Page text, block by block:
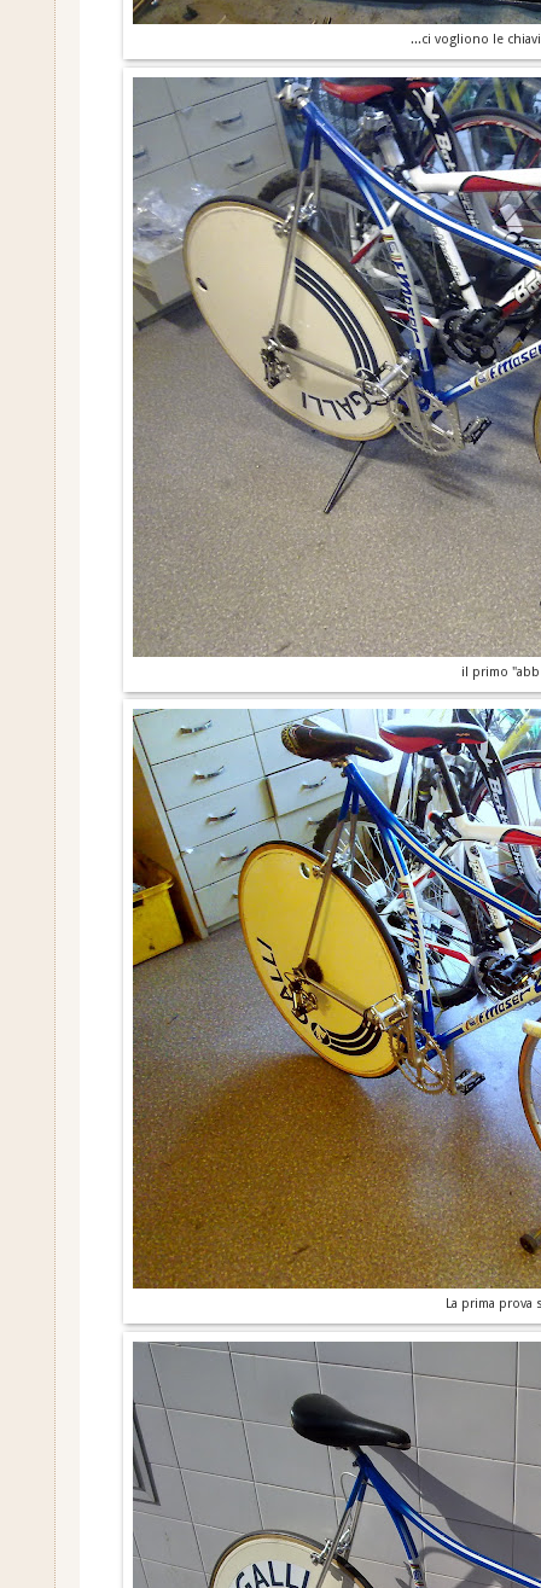
...ci vogliono le
il primo
La prima prova